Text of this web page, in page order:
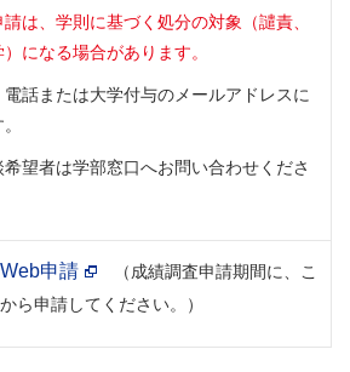
請は、学則に基づく処分の対象（譴責、
になる場合があります。
電話または大学付与のメールアドレスに
希望者は学部窓口へお問い合わせくださ
申請
（成績調査申請期間に、こ
ら申請してください。）